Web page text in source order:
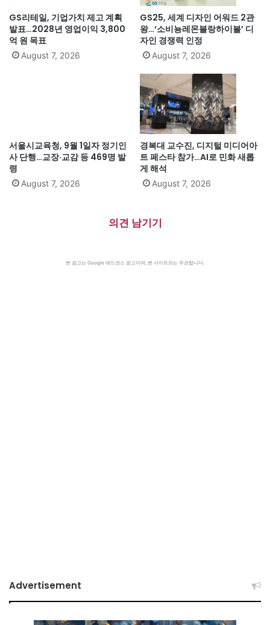
GS리테일, 기업가치 제고 계획
발표…2028년 영업이익 3,800
억 원 목표
August 7, 2026
GS25, 세계 디자인 어워드 2관
왕…‘소비뇽레몬블랑하이볼’ 디
자인 경쟁력 인정
August 7, 2026
서울시교육청, 9월 1일자 정기인
사 단행…교장·교감 등 469명 발
령
August 7, 2026
경복대 교수진, 디지털 미디어아
트 페스타 참가…AI로 민화 새롭
게 해석
August 7, 2026
의견 남기기
본 광고는 Google 애드센스 광고이며, 본 사이트와는 무관합니다.
Advertisement